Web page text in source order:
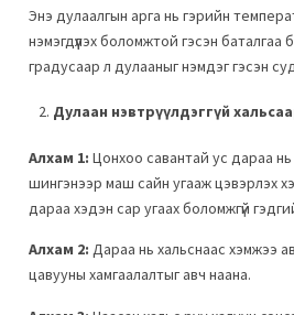
Энэ дулаалгын арга нь гэрийн
нэмэгдүүлэх боломжтой гэсэн
градусаар л дулааныг нэмдэг гэсэн
Дулаан нэвтрүүлдэггүй
Алхам 1: Цонхоо савантай ус дараа
шингэнээр маш сайн угааж цэвэрлэх
дараа хэдэн сар угаах боломжгүй
Алхам 2: Дараа нь хальснаас хэмжээ
цавууны хамгаалалтыг авч наана.